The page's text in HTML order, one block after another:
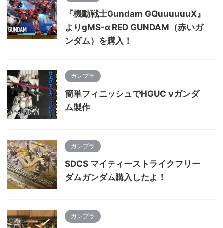
『機動戦士Gundam GQuuuuuuX』
よりgMS-α RED GUNDAM（赤いガ
ンダム）を購入！
ガンプラ
簡単フィニッシュでHGUC νガンダ
ム製作
ガンプラ
SDCS マイティーストライクフリー
ダムガンダム購入したよ！
ガンプラ